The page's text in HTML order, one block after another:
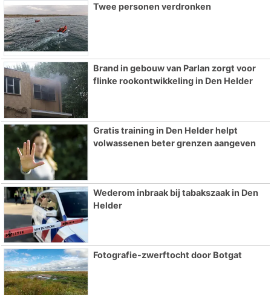
Twee personen verdronken
Brand in gebouw van Parlan zorgt voor
flinke rookontwikkeling in Den Helder
Gratis training in Den Helder helpt
volwassenen beter grenzen aangeven
Wederom inbraak bij tabakszaak in Den
Helder
Fotografie-zwerftocht door Botgat